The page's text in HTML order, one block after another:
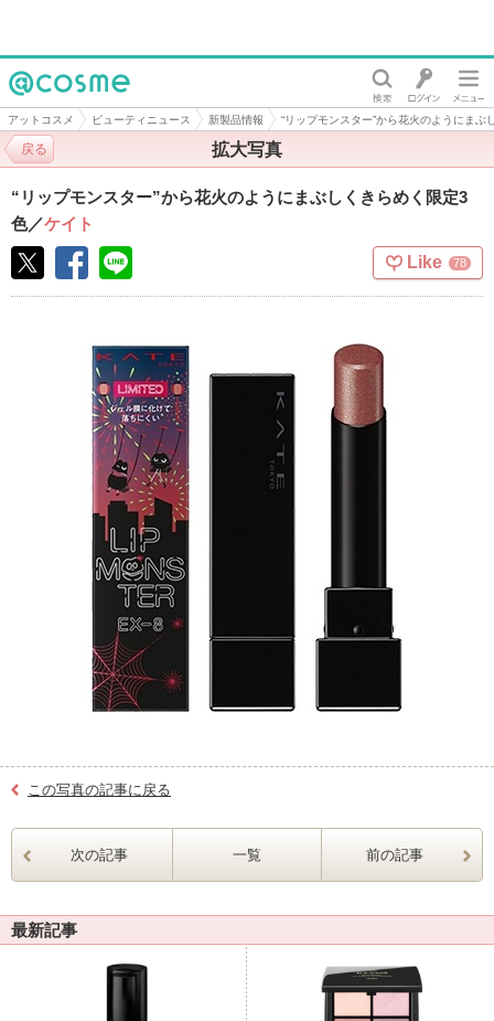
@cosme
アットコスメ ビューティニュース 新製品情報 “リップモンスター”から花火のようにまぶ
拡大写真
戻る
“リップモンスター”から花火のようにまぶしくきらめく限定3
色／ケイト
Like 78
この写真の記事に戻る
次の記事 一覧 前の記事
最新記事